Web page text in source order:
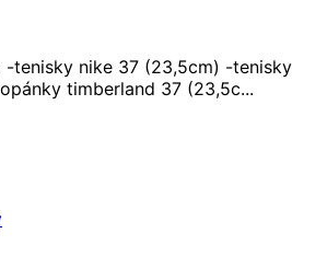
-tenisky nike 37 (23,5cm) -tenisky
timberland 37 (23,5c...